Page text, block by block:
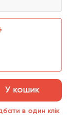
У кошик
в один клік